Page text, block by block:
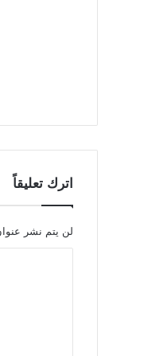
اترك تعليقاً
لن يتم نشر